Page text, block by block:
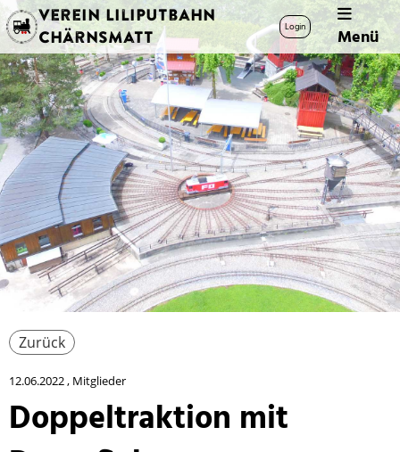
Verein Liliputbahn
Chärnsmatt
Login Menü
Zurück
12.06.2022, Mitglieder
Doppeltraktion mit